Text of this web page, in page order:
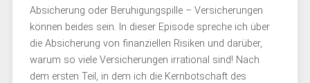
Absicherung oder Beruhigungspille – Versicherungen
können beides sein. In dieser Episode spreche ich über
die Absicherung von finanziellen Risiken und darüber,
warum so viele Versicherungen irrational sind! Nach
dem ersten Teil, in dem ich die Kernbotschaft des